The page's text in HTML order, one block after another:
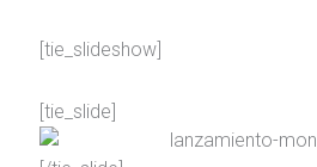
[tie_slideshow]
[tie_slide]